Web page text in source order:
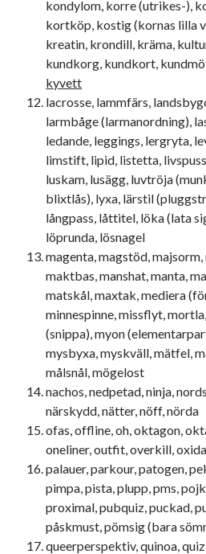
kondylom, korre (utrikes-),
kortköp, kostig (kornas lilla
kreatin, krondill, kräma,
kundkorg, kundkort,
kyvett
lacrosse, lammfärs,
larmbåge (larmanordning),
ledande, leggings, lergryta,
limstift, lipid, listetta,
luskam, lusägg, luvtröja
blixtlås), lyxa, lärstil
långpass, låttitel, löka (lata
löprunda, lösnagel
magenta, magstöd,
maktbas, manshat, manta,
matskål, maxtak, mediera
minnespinne, missflyt,
(snippa), myon
mysbyxa, myskväll, mätfel,
målsnål, mögelost
nachos, nedpetad, ninja,
närskydd, nätter, nöff, nörda
ofas, offline, oh, oktagon,
oneliner, outfit, overkill,
palauer, parkour, patogen,
pimpa, pista, plupp, pms,
proximal, pubquiz, puckad,
påskmust, pömsig (bara
queerperspektiv, quinoa, quiz